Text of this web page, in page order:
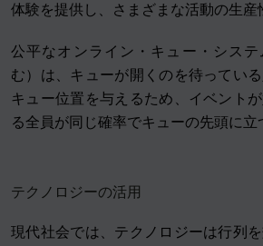
体験を提供し、さまざまな活動の生産
公平なオンライン・キュー・システ
む）は、キューが開くのを待ってい
キュー位置を与えるため、イベント
る全員が同じ確率でキューの先頭に立
テクノロジーの活用
現代社会では、テクノロジーは行列